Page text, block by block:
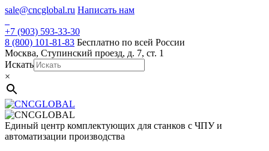
Skip
content
sale@cncglobal.ru Написать нам
+7 (903) 593-33-30
8 (800) 101-81-83 Бесплатно по всей России
Москва, Ступинский проезд, д. 7, ст. 1
Искать
×
Единый центр комплектующих для станков с ЧПУ и
автоматизации производства